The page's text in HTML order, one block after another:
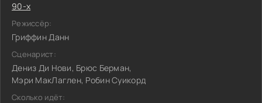
90-х
Режиссёр:
Гриффин Данн
Сценарист:
Дениз Ди Нови, Брюс Берман,
Мэри МакЛаглен, Робин Суикорд
Сколько идёт: